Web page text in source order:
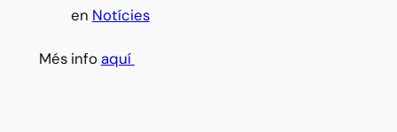
en Notícies
Més infoaquí